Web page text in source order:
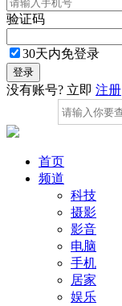
验证码
30天内免登录
没有账号? 立即 注册
首页
频道
科技
摄影
影音
电脑
手机
居家
娱乐